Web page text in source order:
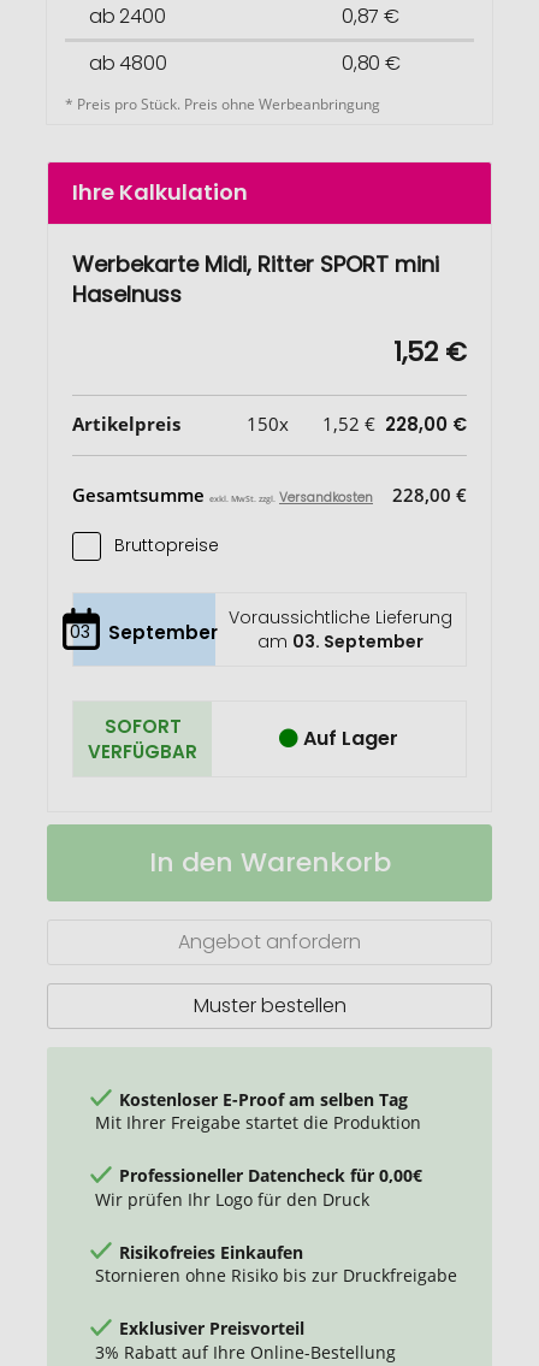
ab 2400
0,87 €
ab 4800
0,80 €
* Preis pro Stück. Preis ohne Werbeanbringung
Ihre Kalkulation
Werbekarte Midi, Ritter SPORT mini
Haselnuss
1,52 €
Artikelpreis 150x 1,52 € 228,00 €
Gesamtsumme exkl. MwSt. zzgl. Versandkosten 228,00 €
Bruttopreise
03 September
Voraussichtliche Lieferung
am 03. September
SOFORT
VERFÜGBAR
Auf Lager
Werbekarte
Ritter
Auf
In den Warenkorb
Angebot anfordern
Muster bestellen
Kostenloser E-Proof am selben Tag
Mit Ihrer Freigabe startet die Produktion
Professioneller Datencheck für 0,00€
Wir prüfen Ihr Logo für den Druck
Risikofreies Einkaufen
Stornieren ohne Risiko bis zur Druckfreigabe
Exklusiver Preisvorteil
3% Rabatt auf Ihre Online-Bestellung